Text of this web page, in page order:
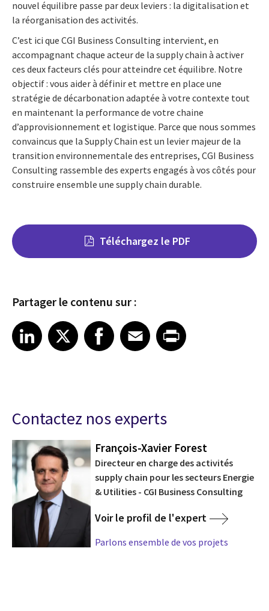
nouvel équilibre passe par deux leviers : la digitalisation et
la réorganisation des activités.
C’est ici que CGI Business Consulting intervient, en
accompagnant chaque acteur de la supply chain à activer
ces deux facteurs clés pour atteindre cet équilibre. Notre
objectif : vous aider à définir et mettre en place une
stratégie de décarbonation adaptée à votre contexte tout
en maintenant la performance de votre chaine
d’approvisionnement et logistique. Parce que nous sommes
convaincus que la Supply Chain est un levier majeur de la
transition environnementale des entreprises, CGI Business
Consulting rassemble des experts engagés à vos côtés pour
construire ensemble une supply chain durable.
Téléchargez le PDF
Partager le contenu sur :
Share on LinkedIn
LinkedIn
Share on X Share on Facebook
Facebook
Share on EmailEmailShare on Print
Contactez nos experts
François-Xavier Forest
Directeur en charge des activités
supply chain pour les secteurs Energie
& Utilities - CGI Business Consulting
Voir le profil de l'expert
Parlons ensemble de vos projets